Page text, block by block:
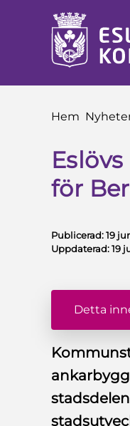
till innehåll
Du är här:
Hem
för
Publicerad:19
Uppdaterad:19
Detta